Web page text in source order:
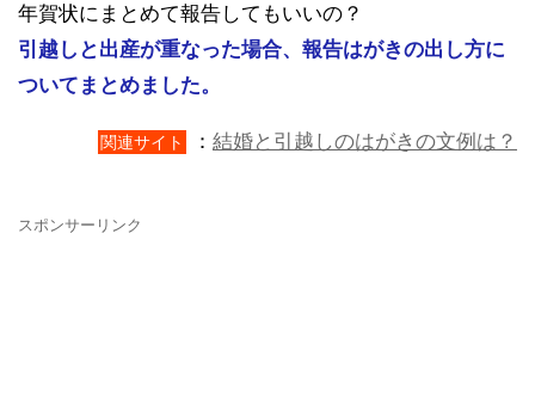
年賀状にまとめて報告してもいいの？
引越しと出産が重なった場合、報告はがきの出し方に
ついてまとめました。
関連サイト ： 結婚と引越しのはがきの文例は？
スポンサーリンク